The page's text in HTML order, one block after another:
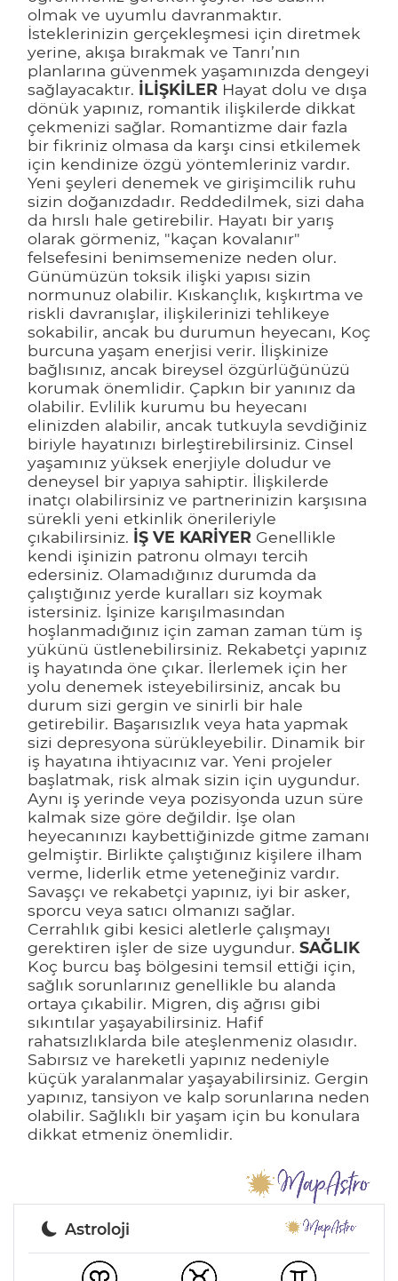
olmak ve uyumlu davranmaktır.
İsteklerinizin gerçekleşmesi için diretmek
yerine, akışa bırakmak ve Tanrı’nın
planlarına güvenmek yaşamınızda dengeyi
sağlayacaktır. İLİŞKİLER Hayat dolu ve dışa
dönük yapınız, romantik ilişkilerde dikkat
çekmenizi sağlar. Romantizme dair fazla
bir fikriniz olmasa da karşı cinsi etkilemek
için kendinize özgü yöntemleriniz vardır.
Yeni şeyleri denemek ve girişimcilik ruhu
sizin doğanızdadır. Reddedilmek, sizi daha
da hırslı hale getirebilir. Hayatı bir yarış
olarak görmeniz, "kaçan kovalanır"
felsefesini benimsemenize neden olur.
Günümüzün toksik ilişki yapısı sizin
normunuz olabilir. Kıskançlık, kışkırtma ve
riskli davranışlar, ilişkilerinizi tehlikeye
sokabilir, ancak bu durumun heyecanı, Koç
burcuna yaşam enerjisi verir. İlişkinize
bağlısınız, ancak bireysel özgürlüğünüzü
korumak önemlidir. Çapkın bir yanınız da
olabilir. Evlilik kurumu bu heyecanı
elinizden alabilir, ancak tutkuyla sevdiğiniz
biriyle hayatınızı birleştirebilirsiniz. Cinsel
yaşamınız yüksek enerjiyle doludur ve
deneysel bir yapıya sahiptir. İlişkilerde
inatçı olabilirsiniz ve partnerinizin karşısına
sürekli yeni etkinlik önerileriyle
çıkabilirsiniz. İŞ VE KARİYER Genellikle
kendi işinizin patronu olmayı tercih
edersiniz. Olamadığınız durumda da
çalıştığınız yerde kuralları siz koymak
istersiniz. İşinize karışılmasından
hoşlanmadığınız için zaman zaman tüm iş
yükünü üstlenebilirsiniz. Rekabetçi yapınız
iş hayatında öne çıkar. İlerlemek için her
yolu denemek isteyebilirsiniz, ancak bu
durum sizi gergin ve sinirli bir hale
getirebilir. Başarısızlık veya hata yapmak
sizi depresyona sürükleyebilir. Dinamik bir
iş hayatına ihtiyacınız var. Yeni projeler
başlatmak, risk almak sizin için uygundur.
Aynı iş yerinde veya pozisyonda uzun süre
kalmak size göre değildir. İşe olan
heyecanınızı kaybettiğinizde gitme zamanı
gelmiştir. Birlikte çalıştığınız kişilere ilham
verme, liderlik etme yeteneğiniz vardır.
Savaşçı ve rekabetçi yapınız, iyi bir asker,
sporcu veya satıcı olmanızı sağlar.
Cerrahlık gibi kesici aletlerle çalışmayı
gerektiren işler de size uygundur. SAĞLIK
Koç burcu baş bölgesini temsil ettiği için,
sağlık sorunlarınız genellikle bu alanda
ortaya çıkabilir. Migren, diş ağrısı gibi
sıkıntılar yaşayabilirsiniz. Hafif
rahatsızlıklarda bile ateşlenmeniz olasıdır.
Sabırsız ve hareketli yapınız nedeniyle
küçük yaralanmalar yaşayabilirsiniz. Gergin
yapınız, tansiyon ve kalp sorunlarına neden
olabilir. Sağlıklı bir yaşam için bu konulara
dikkat etmeniz önemlidir.
Astroloji